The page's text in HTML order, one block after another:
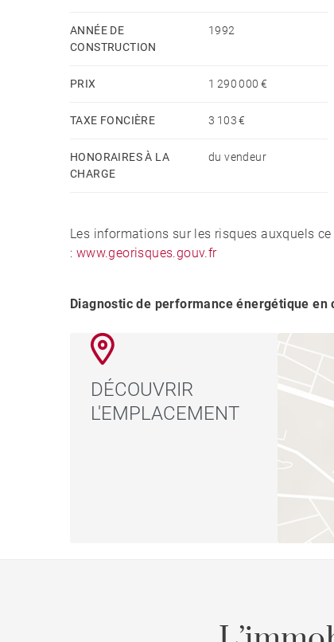
ANNÉE DE
CONSTRUCTION
1992
PRIX 1 290 000 €
TAXE FONCIÈRE 3 103 €
HONORAIRES À LA
CHARGE
du vendeur
Les informations sur les risques auxquels
: www.georisques.gouv.fr
Diagnostic de performance énergétique en
DÉCOUVRIR
L'EMPLACEMENT